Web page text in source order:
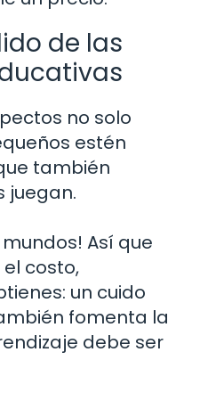
de las
no solo
estén
también
juegan.
Así que
costo,
un cuido
fomenta la
debe ser